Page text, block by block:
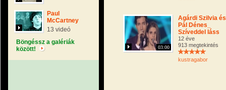
Paul
McCartney
13 videó
Böngéssz a galériák
között!
03:00
Agárdi Szilvia és
Pál Dénes_
Szíveddel láss
12 éve
913 megtekintés
kustragabor